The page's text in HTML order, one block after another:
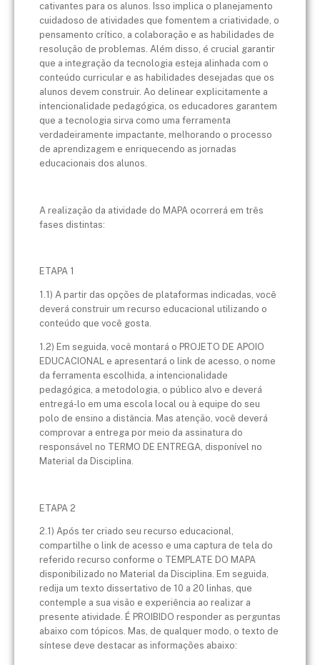
cativantes para os alunos. Isso implica o planejamento
cuidadoso de atividades que fomentem a criatividade, o
pensamento crítico, a colaboração e as habilidades de
resolução de problemas. Além disso, é crucial garantir
que a integração da tecnologia esteja alinhada com o
conteúdo curricular e as habilidades desejadas que os
alunos devem construir. Ao delinear explicitamente a
intencionalidade pedagógica, os educadores garantem
que a tecnologia sirva como uma ferramenta
verdadeiramente impactante, melhorando o processo
de aprendizagem e enriquecendo as jornadas
educacionais dos alunos.
A realização da atividade do MAPA ocorrerá em três
fases distintas:
ETAPA 1
1.1) A partir das opções de plataformas indicadas, você
deverá construir um recurso educacional utilizando o
conteúdo que você gosta.
1.2) Em seguida, você montará o PROJETO DE APOIO
EDUCACIONAL e apresentará o link de acesso, o nome
da ferramenta escolhida, a intencionalidade
pedagógica, a metodologia, o público alvo e deverá
entregá-lo em uma escola local ou à equipe do seu
polo de ensino a distância. Mas atenção, você deverá
comprovar a entrega por meio da assinatura do
responsável no TERMO DE ENTREGA, disponível no
Material da Disciplina.
ETAPA 2
2.1) Após ter criado seu recurso educacional,
compartilhe o link de acesso e uma captura de tela do
referido recurso conforme o TEMPLATE DO MAPA
disponibilizado no Material da Disciplina. Em seguida,
redija um texto dissertativo de 10 a 20 linhas, que
contemple a sua visão e experiência ao realizar a
presente atividade. É PROIBIDO responder as perguntas
abaixo com tópicos. Mas, de qualquer modo, o texto de
síntese deve destacar as informações abaixo: